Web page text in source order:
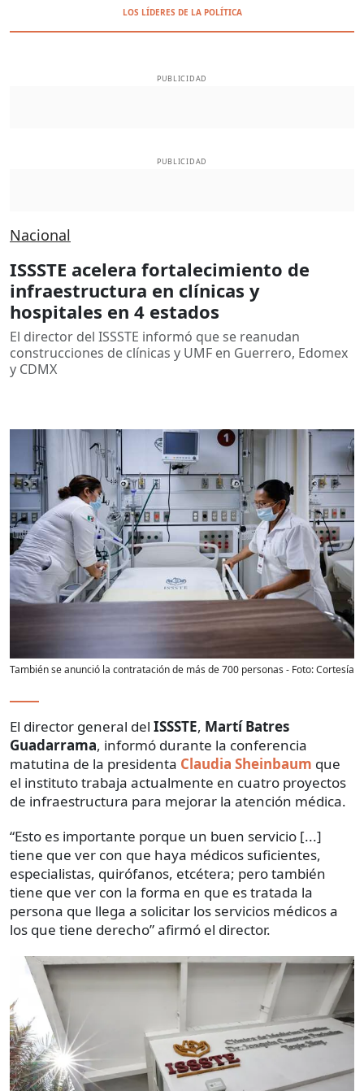
LOS LÍDERES DE LA POLÍTICA
PUBLICIDAD
PUBLICIDAD
Nacional
ISSSTE acelera fortalecimiento de
infraestructura en clínicas y
hospitales en 4 estados
El director del ISSSTE informó que se reanudan
construcciones de clínicas y UMF en Guerrero, Edomex
y CDMX
También se anunció la contratación de más de 700 personas - Foto:Cortesía
El director general del ISSSTE, Martí Batres
Guadarrama, informó durante la conferencia
matutina de la presidenta Claudia Sheinbaum que
el instituto trabaja actualmente en cuatro proyectos
de infraestructura para mejorar la atención médica.
“Esto es importante porque un buen servicio [...]
tiene que ver con que haya médicos suficientes,
especialistas, quirófanos, etcétera; pero también
tiene que ver con la forma en que es tratada la
persona que llega a solicitar los servicios médicos a
los que tiene derecho” afirmó el director.